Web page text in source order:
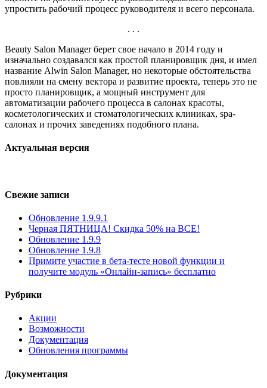
упростить рабочий процесс руководителя и всего персонала.
. . .
Beauty Salon Manager берет свое начало в 2014 году и
изначально создавался как простой планировщик дня, и имел
название Alwin Salon Manager, но некоторые обстоятельства
повлияли на смену вектора и развитие проекта, теперь это не
просто планировщик, а мощный инструмент для
автоматизации рабочего процесса в салонах красоты,
косметологических и стоматологических клиниках, spa-
салонах и прочих заведениях подобного плана.
Актуальная версия
Свежие записи
Обновление 1.9.9.1
Черная ПЯТНИЦА! Скидка 50% на ВСЕ!
Обновление 1.9.9
Обновление 1.9.8
Примите участие в бета-тесте новой функции и
получите модуль «Онлайн-запись» бесплатно
Рубрики
Акции
Возможности
Документация
Обновления программы
Документация